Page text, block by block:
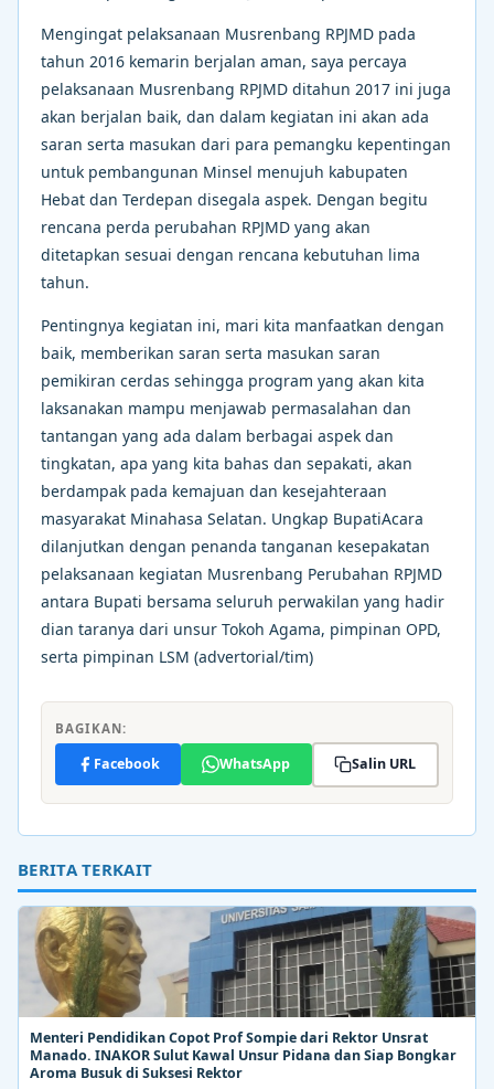
Mengingat pelaksanaan Musrenbang RPJMD pada
tahun 2016 kemarin berjalan aman, saya percaya
pelaksanaan Musrenbang RPJMD ditahun 2017 ini juga
akan berjalan baik, dan dalam kegiatan ini akan ada
saran serta masukan dari para pemangku kepentingan
untuk pembangunan Minsel menujuh kabupaten
Hebat dan Terdepan disegala aspek. Dengan begitu
rencana perda perubahan RPJMD yang akan
ditetapkan sesuai dengan rencana kebutuhan lima
tahun.
Pentingnya kegiatan ini, mari kita manfaatkan dengan
baik, memberikan saran serta masukan saran
pemikiran cerdas sehingga program yang akan kita
laksanakan mampu menjawab permasalahan dan
tantangan yang ada dalam berbagai aspek dan
tingkatan, apa yang kita bahas dan sepakati, akan
berdampak pada kemajuan dan kesejahteraan
masyarakat Minahasa Selatan. Ungkap BupatiAcara
dilanjutkan dengan penanda tanganan kesepakatan
pelaksanaan kegiatan Musrenbang Perubahan RPJMD
antara Bupati bersama seluruh perwakilan yang hadir
dian taranya dari unsur Tokoh Agama, pimpinan OPD,
serta pimpinan LSM (advertorial/tim)
BAGIKAN:
Facebook WhatsApp Salin URL
BERITA TERKAIT
Menteri Pendidikan Copot Prof Sompie dari Rektor Unsrat
Manado. INAKOR Sulut Kawal Unsur Pidana dan Siap Bongkar
Aroma Busuk di Suksesi Rektor